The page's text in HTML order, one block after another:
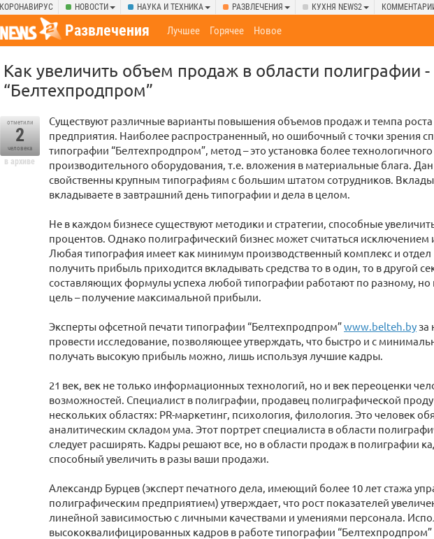
КОРОНАВИРУС НОВОСТИ НАУКА И ТЕХНИКА РАЗВЛЕЧЕНИЯ КУХНЯ NEWS2
Развлечения Лучшее Горячее Новое
Как увеличить объем продаж в области полиграфии
“Белтехпродпром”
отметили
2
человека
в архиве
Существуют различные варианты повышения объемов продаж и темпа
предприятия. Наиболее распространенный, но ошибочный с точки зрения
типографии “Белтехпродпром”, метод – это установка более
производительного оборудования, т.е. вложения в материальные блага.
свойственны крупным типографиям с большим штатом сотрудников.
вкладываете в завтрашний день типографии и дела в целом.
Не в каждом бизнесе существуют методики и стратегии, способные
процентов. Однако полиграфический бизнес может считаться исключением
Любая типография имеет как минимум производственный комплекс и
получить прибыль приходится вкладывать средства то в один, то в другой
составляющих формулы успеха любой типографии работают по разному,
цель – получение максимальной прибыли.
Эксперты офсетной печати типографии “Белтехпродпром”www.belteh.by за
провести исследование, позволяющее утверждать, что быстро и с
получать высокую прибыль можно, лишь используя лучшие кадры.
21 век, век не только информационных технологий, но и век переоценки
возможностей. Специалист в полиграфии, продавец полиграфической
нескольких областях: PR-маркетинг, психология, филология. Это человек
аналитическим складом ума. Этот портрет специалиста в области
следует расширять. Кадры решают все, но в области продаж в полиграфии
способный увеличить в разы ваши продажи.
Александр Бурцев (эксперт печатного дела, имеющий более 10 лет стажа
полиграфическим предприятием) утверждает, что рост показателей
линейной зависимостью с личными качествами и умениями персонала.
высококвалифицированных кадров в работе типографии “Белтехпродпром”